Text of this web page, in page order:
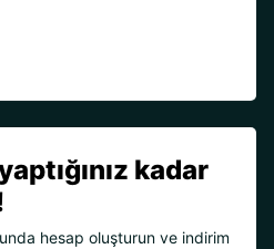
kadar
hesap oluşturun ve indirim